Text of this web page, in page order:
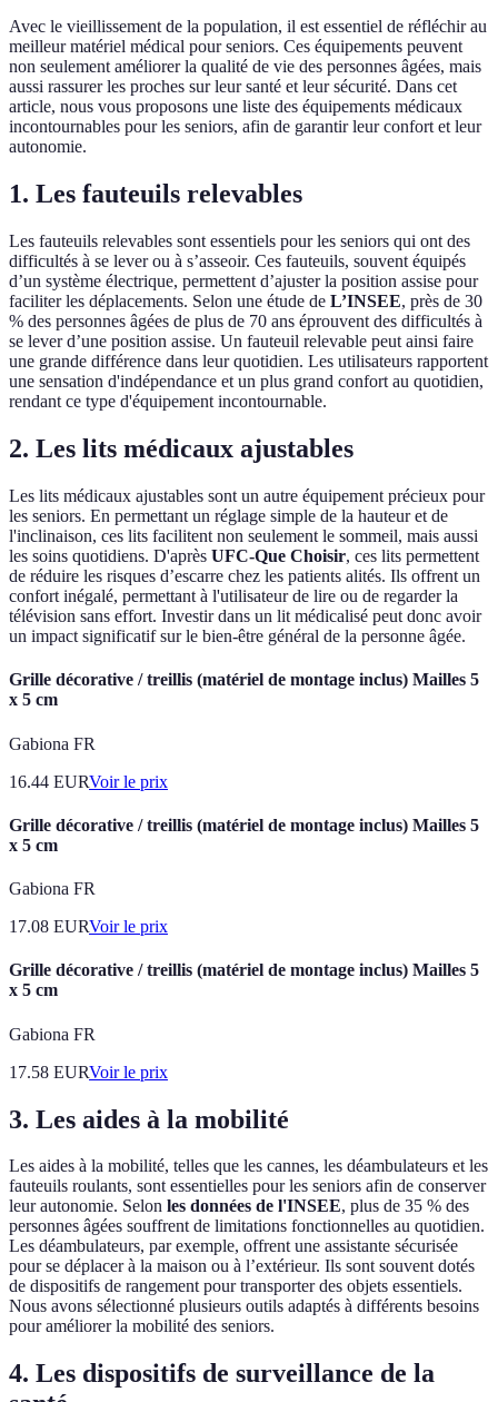
Avec le vieillissement de la population, il est essentiel de réfléchir au
meilleur matériel médical pour seniors. Ces équipements peuvent
non seulement améliorer la qualité de vie des personnes âgées, mais
aussi rassurer les proches sur leur santé et leur sécurité. Dans cet
article, nous vous proposons une liste des équipements médicaux
incontournables pour les seniors, afin de garantir leur confort et leur
autonomie.
1. Les fauteuils relevables
Les fauteuils relevables sont essentiels pour les seniors qui ont des
difficultés à se lever ou à s’asseoir. Ces fauteuils, souvent équipés
d’un système électrique, permettent d’ajuster la position assise pour
faciliter les déplacements. Selon une étude de L’INSEE, près de 30
% des personnes âgées de plus de 70 ans éprouvent des difficultés à
se lever d’une position assise. Un fauteuil relevable peut ainsi faire
une grande différence dans leur quotidien. Les utilisateurs rapportent
une sensation d'indépendance et un plus grand confort au quotidien,
rendant ce type d'équipement incontournable.
2. Les lits médicaux ajustables
Les lits médicaux ajustables sont un autre équipement précieux pour
les seniors. En permettant un réglage simple de la hauteur et de
l'inclinaison, ces lits facilitent non seulement le sommeil, mais aussi
les soins quotidiens. D'après UFC-Que Choisir, ces lits permettent
de réduire les risques d’escarre chez les patients alités. Ils offrent un
confort inégalé, permettant à l'utilisateur de lire ou de regarder la
télévision sans effort. Investir dans un lit médicalisé peut donc avoir
un impact significatif sur le bien-être général de la personne âgée.
Grille décorative / treillis (matériel de montage inclus) Mailles 5
x 5 cm
Gabiona FR
16.44 EURVoir le prix
Grille décorative / treillis (matériel de montage inclus) Mailles 5
x 5 cm
Gabiona FR
17.08 EURVoir le prix
Grille décorative / treillis (matériel de montage inclus) Mailles 5
x 5 cm
Gabiona FR
17.58 EURVoir le prix
3. Les aides à la mobilité
Les aides à la mobilité, telles que les cannes, les déambulateurs et les
fauteuils roulants, sont essentielles pour les seniors afin de conserver
leur autonomie. Selon les données de l'INSEE, plus de 35 % des
personnes âgées souffrent de limitations fonctionnelles au quotidien.
Les déambulateurs, par exemple, offrent une assistante sécurisée
pour se déplacer à la maison ou à l’extérieur. Ils sont souvent dotés
de dispositifs de rangement pour transporter des objets essentiels.
Nous avons sélectionné plusieurs outils adaptés à différents besoins
pour améliorer la mobilité des seniors.
4. Les dispositifs de surveillance de la